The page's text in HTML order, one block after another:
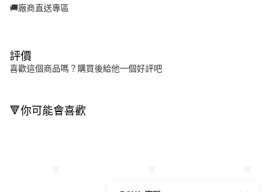
🚚廠商直送專區
評價
喜歡這個商品嗎？購買後給他一個好評吧
🔻你可能會喜歡